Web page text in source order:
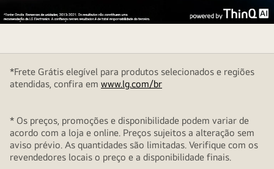
99
toda
linha
QNED
*Frete Grátis elegível para produtos selecionados e regiões
atendidas, confira em www.lg.com/br
* Os preços, promoções e disponibilidade podem variar de
acordo com a loja e online. Preços sujeitos a alteração sem
aviso prévio. As quantidades são limitadas. Verifique com os
revendedores locais o preço e a disponibilidade finais.